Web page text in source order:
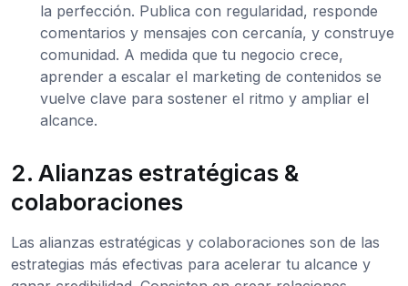
la perfección. Publica con regularidad, responde
comentarios y mensajes con cercanía, y construye
comunidad. A medida que tu negocio crece,
aprender a escalar el marketing de contenidos se
vuelve clave para sostener el ritmo y ampliar el
alcance.
2. Alianzas estratégicas &
colaboraciones
Las alianzas estratégicas y colaboraciones son de las
estrategias más efectivas para acelerar tu alcance y